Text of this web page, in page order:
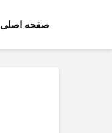
صفحه اصلی